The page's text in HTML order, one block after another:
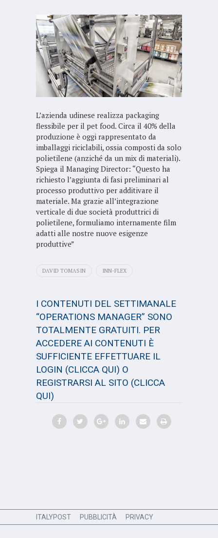
L’azienda udinese realizza packaging
flessibile per il pet food. Circa il 40% della
produzione è oggi rappresentato da
imballaggi riciclabili, ossia composti da solo
polietilene (anziché da un mix di materiali).
Spiega il Managing Director: “Questo ha
richiesto l’aggiunta di fasi preliminari al
processo produttivo per additivare il
materiale. Ma grazie all’integrazione
verticale di due società produttrici di
polietilene, formuliamo internamente film
adatti alle nostre nuove esigenze
produttive”
DAVID TOMASIN INN-FLEX
I CONTENUTI DEL SETTIMANALE
“OPERATIONS MANAGER” SONO
TOTALMENTE GRATUITI. PER
ACCEDERE AI CONTENUTI È
SUFFICIENTE EFFETTUARE IL
LOGIN (CLICCA QUI) O
REGISTRARSI AL SITO (CLICCA
QUI)
ITALYPOST PUBBLICITÀ PRIVACY